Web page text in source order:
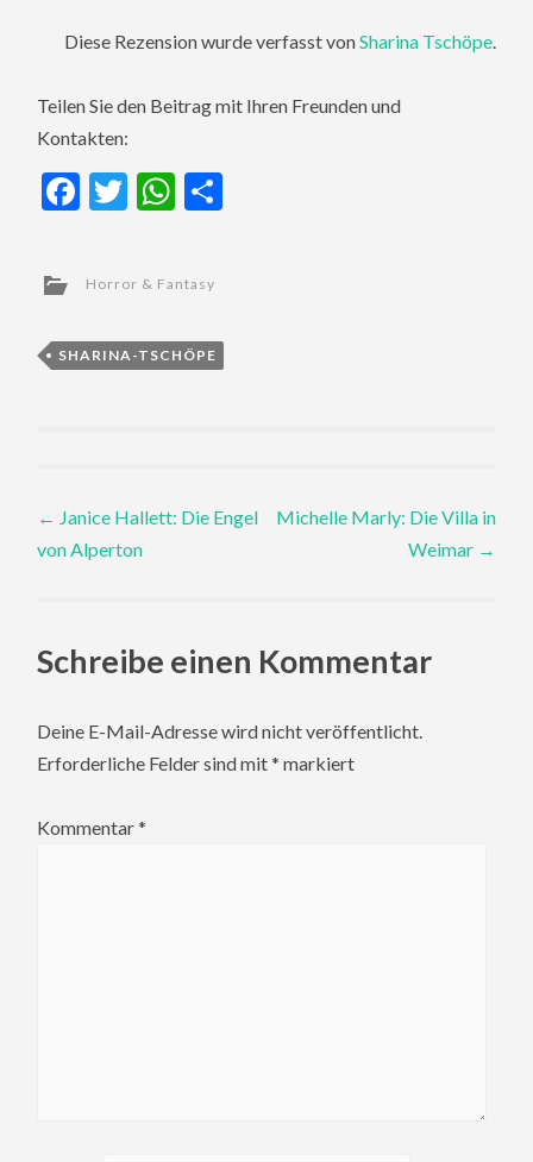
Diese Rezension wurde verfasst vonSharina Tschöpe.
Teilen Sie den Beitrag mit Ihren Freunden und
Kontakten:
Facebook
TwitterWhatsApp
Horror & Fantasy
SHARINA-TSCHÖPE
Post
navigation
← Janice Hallett: Die Engel
von Alperton
Michelle Marly: Die Villa in
Weimar →
Schreibe einen Kommentar
Deine E-Mail-Adresse wird nicht veröffentlicht.
Erforderliche Felder sind mit* markiert
Kommentar*